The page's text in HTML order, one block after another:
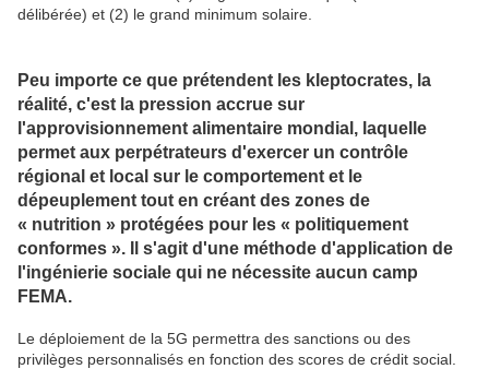
délibérée) et (2) le grand minimum solaire.
Peu importe ce que prétendent les kleptocrates, la
réalité, c'est la pression accrue sur
l'approvisionnement alimentaire mondial, laquelle
permet aux perpétrateurs d'exercer un contrôle
régional et local sur le comportement et le
dépeuplement tout en créant des zones de
« nutrition » protégées pour les « politiquement
conformes ». Il s'agit d'une méthode d'application de
l'ingénierie sociale qui ne nécessite aucun camp
FEMA.
Le déploiement de la 5G permettra des sanctions ou des
privilèges personnalisés en fonction des scores de crédit social.